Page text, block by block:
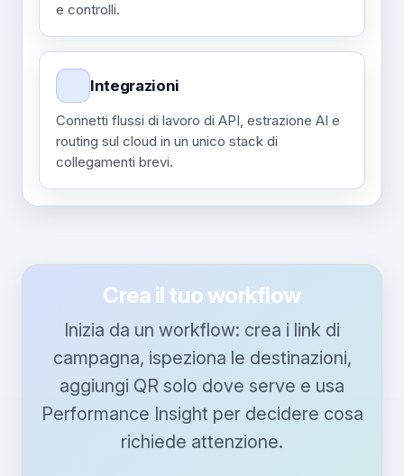
e controlli.
Integrazioni
Connetti flussi di lavoro di API, estrazione AI e
routing sul cloud in un unico stack di
collegamenti brevi.
Crea il tuo workflow
Inizia da un workflow: crea i link di
campagna, ispeziona le destinazioni,
aggiungi QR solo dove serve e usa
Performance Insight per decidere cosa
richiede attenzione.